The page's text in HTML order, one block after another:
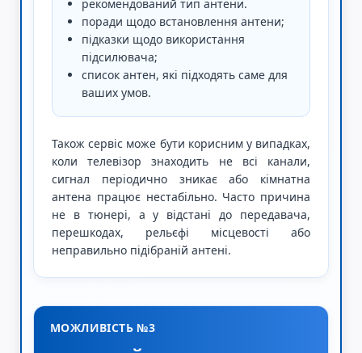
рекомендований тип антени.
поради щодо встановлення антени;
підказки щодо використання
підсилювача;
список антен, які підходять саме для
ваших умов.
Також сервіс може бути корисним у випадках,
коли телевізор знаходить не всі канали,
сигнал періодично зникає або кімнатна
антена працює нестабільно. Часто причина
не в тюнері, а у відстані до передавача,
перешкодах, рельєфі місцевості або
неправильно підібраній антені.
МОЖЛИВІСТЬ №3